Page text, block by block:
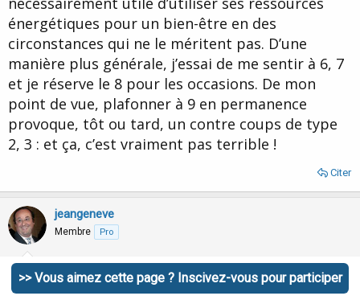
énergétiques pour un bien-être en des
circonstances qui ne le méritent pas. D’une
manière plus générale, j’essai de me sentir à 6, 7
et je réserve le 8 pour les occasions. De mon
point de vue, plafonner à 9 en permanence
provoque, tôt ou tard, un contre coups de type
2, 3 : et ça, c’est vraiment pas terrible !
Citer
jeangeneve
Membre Pro
6 Octobre 2011 #24
>> Vous aimez cette page ? Inscivez-vous pour participer